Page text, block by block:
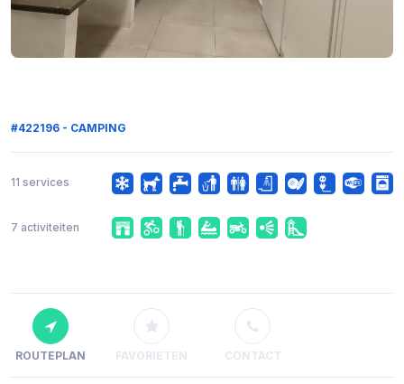
#422196 - CAMPING
11 services
7 activiteiten
ROUTEPLAN FAVORIETEN CONTACT